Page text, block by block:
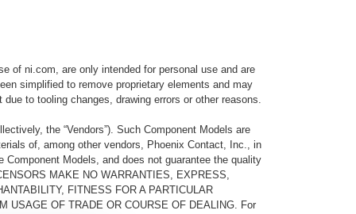
of ni.com, are only intended for personal use and are
simplified to remove proprietary elements and may
to tooling changes, drawing errors or other reasons.
the “Vendors”). Such Component Models are
of, among other vendors, Phoenix Contact, Inc., in
Models, and does not guarantee the quality
MAKE NO WARRANTIES, EXPRESS,
FITNESS FOR A PARTICULAR
USAGE OF TRADE OR COURSE OF DEALING. For